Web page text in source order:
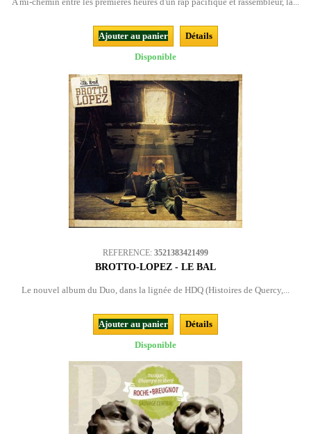
Ajouter au panier
Détails
Disponible
REFERENCE: 3521383421499
BROTTO-LOPEZ - LE BAL
Le nouvel album du Duo, dans la lignée de HDQ (Histoires de Quercy,...
Ajouter au panier
Détails
Disponible